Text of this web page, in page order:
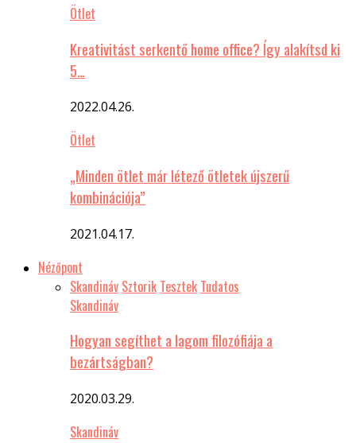
Ötlet
Kreativitást serkentő home office? Így alakítsd ki
5…
2022.04.26.
Ötlet
„Minden ötlet már létező ötletek újszerű
kombinációja”
2021.04.17.
Nézőpont
Skandináv Sztorik Tesztek Tudatos
Skandináv
Hogyan segíthet a lagom filozófiája a
bezártságban?
2020.03.29.
Skandináv